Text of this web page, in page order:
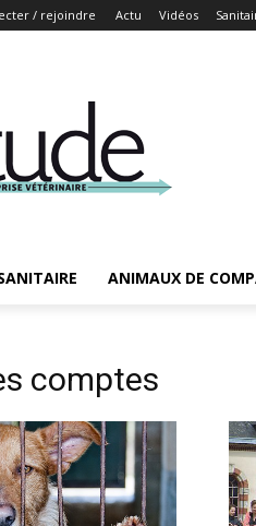
/ rejoindre Actu Vidéos
ANIMAUX DE
comptes